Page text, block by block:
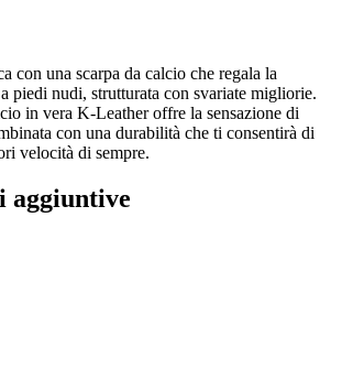
con una scarpa da calcio che regala la
a piedi nudi, strutturata con svariate migliorie.
in vera K-Leather offre la sensazione di
con una durabilità che ti consentirà di
velocità di sempre.
aggiuntive